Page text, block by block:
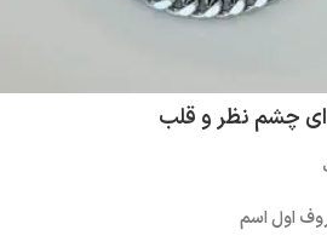
ای چشم نظر و قلب
اول اسم